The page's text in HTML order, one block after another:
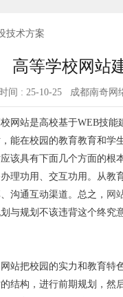
技术方案
高等学校网站
时间 : 25-10-25 成都南奇网
网站是高校基于WEB技
能在校园的教育教育和
该具有下面几个方面的
理功用、交互功用。从教
沟通互动渠道。总之， 网
与规划不该违背这个终
站把校园的实力和教育
结构，进行前期规划，